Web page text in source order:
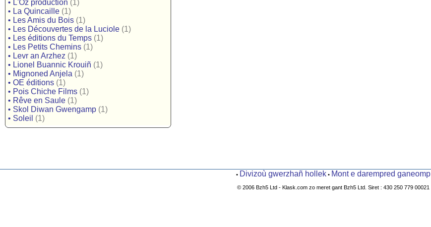
• L'Oz production (1)
• La Quincaille (1)
• Les Amis du Bois (1)
• Les Découvertes de la Luciole (1)
• Les éditions du Temps (1)
• Les Petits Chemins (1)
• Levr an Arzhez (1)
• Lionel Buannic Krouiñ (1)
• Mignoned Anjela (1)
• OE éditions (1)
• Pois Chiche Films (1)
• Rêve en Saule (1)
• Skol Diwan Gwengamp (1)
• Soleil (1)
• Divizoù gwerzhañ hollek • Mont e darempred ganeomp
© 2006 Bzh5 Ltd - Klask.com zo meret gant Bzh5 Ltd. Siret : 430 250 779 00021